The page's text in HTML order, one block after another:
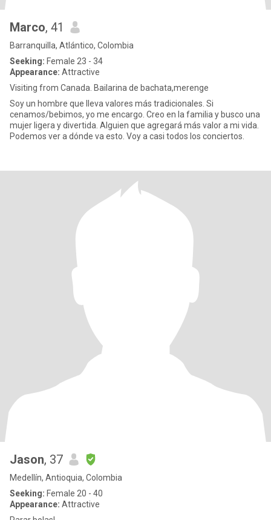
Marco, 41
Barranquilla, Atlántico, Colombia
Seeking: Female 23 - 34
Appearance: Attractive
Visiting from Canada. Bailarina de bachata,merenge
Soy un hombre que lleva valores más tradicionales. Si
cenamos/bebimos, yo me encargo. Creo en la familia y busco una
mujer ligera y divertida. Alguien que agregará más valor a mi vida.
Podemos ver a dónde va esto. Voy a casi todos los conciertos.
Jason, 37
Medellín, Antioquia, Colombia
Seeking: Female 20 - 40
Appearance: Attractive